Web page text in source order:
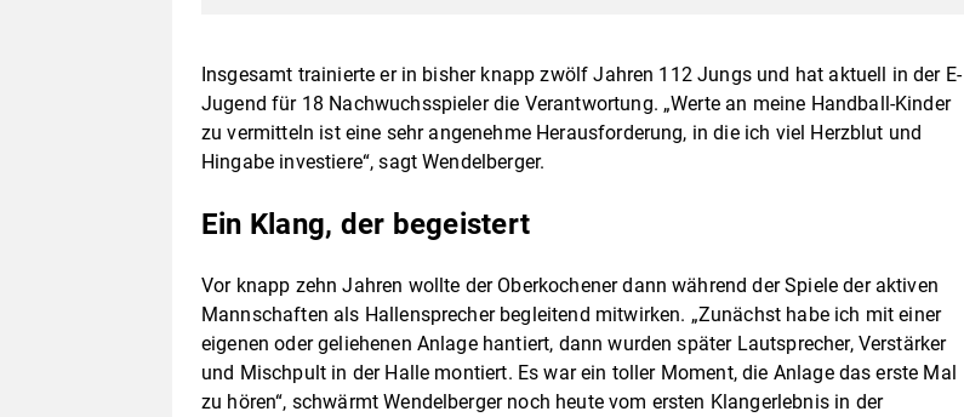
Insgesamt trainierte er in bisher knapp zwölf Jahren 112 Jungs und hat aktuell in der E-
Jugend für 18 Nachwuchsspieler die Verantwortung. „Werte an meine Handball-Kinder
zu vermitteln ist eine sehr angenehme Herausforderung, in die ich viel Herzblut und
Hingabe investiere“, sagt Wendelberger.
Ein Klang, der begeistert
Vor knapp zehn Jahren wollte der Oberkochener dann während der Spiele der aktiven
Mannschaften als Hallensprecher begleitend mitwirken. „Zunächst habe ich mit einer
eigenen oder geliehenen Anlage hantiert, dann wurden später Lautsprecher, Verstärker
und Mischpult in der Halle montiert. Es war ein toller Moment, die Anlage das erste Mal
zu hören“, schwärmt Wendelberger noch heute vom ersten Klangerlebnis in der